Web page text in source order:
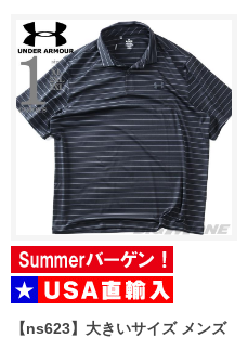
【ns623】大きいサイズ メンズ